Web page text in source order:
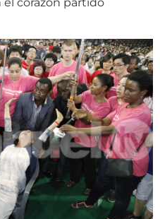
el corazón partido